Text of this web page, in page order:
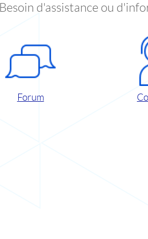
Besoin d'assistance ou
Forum